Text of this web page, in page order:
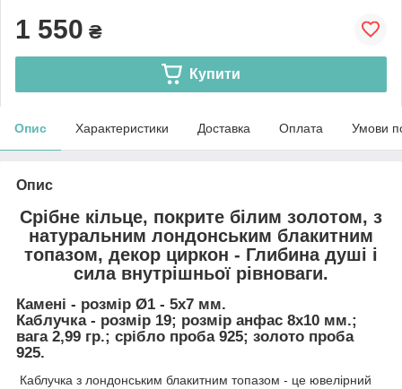
1 550 ₴
Купити
Опис Характеристики Доставка Оплата Умови
Опис
Срібне кільце, покрите білим золотом, з
натуральним лондонським блакитним
топазом, декор циркон - Глибина душі і
сила внутрішньої рівноваги.
Камені - розмір Ø1 - 5х7 мм.
Каблучка - розмір 19; розмір анфас 8х10 мм.;
вага 2,99 гр.; срібло проба 925; золото проба
925.
Каблучка з лондонським блакитним топазом - це ювелірний